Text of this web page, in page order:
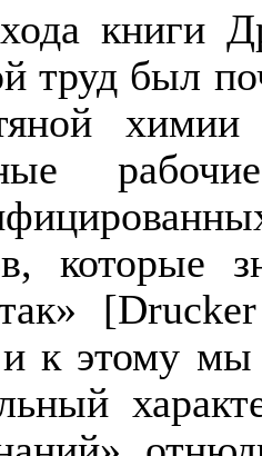
книги
труд был
химии
которые
[Drucker
к этому